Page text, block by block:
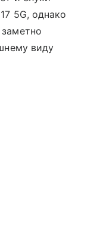
5G, однако
виду